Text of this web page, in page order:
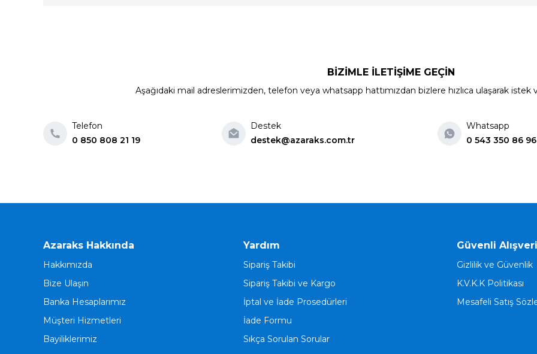
BİZİMLE İLETİŞİME GEÇİN
Aşağıdaki mail adreslerimizden, telefon veya whatsapp hattımızdan bizlere hızlıca ulaşarak istek
Telefon
0 850 808 21 19
Destek
destek@azaraks.com.tr
Whatsapp
0 543 350 86 96
Azaraks Hakkında
Hakkımızda
Bize Ulaşın
Banka Hesaplarımız
Müşteri Hizmetleri
Bayiliklerimiz
Yardım
Sipariş Takibi
Sipariş Takibi ve Kargo
İptal ve İade Prosedürleri
İade Formu
Sıkça Sorulan Sorular
Güvenli
Gizlilik ve Güvenlik
K.V.K.K Politikası
Mesafeli Satış